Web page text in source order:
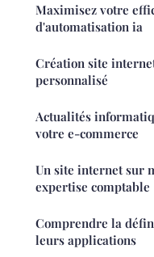
Maximisez votre
d'automatisation ia
Création site
personnalisé
Actualités
votre e-commerce
Un site internet sur
expertise comptable
Comprendre la
leurs applications